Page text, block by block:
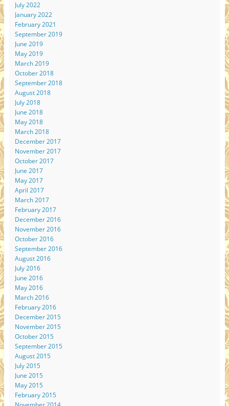
July 2022
January 2022
February 2021
September 2019
June 2019
May 2019
March 2019
October 2018
September 2018
August 2018
July 2018
June 2018
May 2018
March 2018
December 2017
November 2017
October 2017
June 2017
May 2017
April 2017
March 2017
February 2017
December 2016
November 2016
October 2016
September 2016
August 2016
July 2016
June 2016
May 2016
March 2016
February 2016
December 2015
November 2015
October 2015
September 2015
August 2015
July 2015
June 2015
May 2015
February 2015